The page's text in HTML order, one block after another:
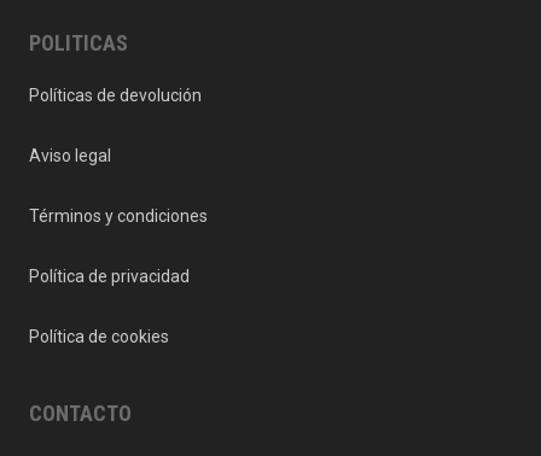
POLITICAS
Políticas de devolución
Aviso legal
Términos y condiciones
Política de privacidad
Política de cookies
CONTACTO